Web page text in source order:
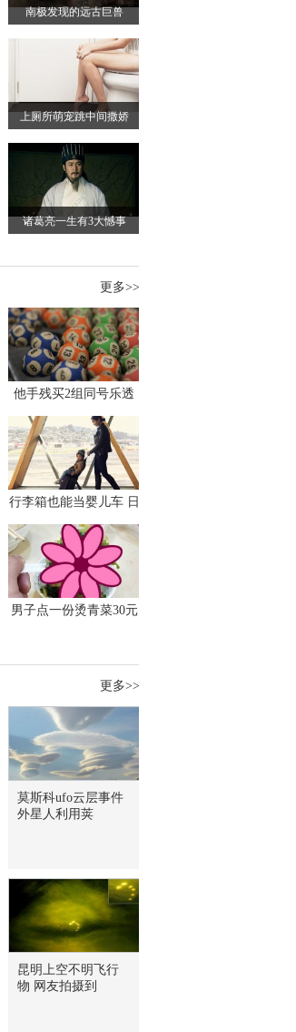
南极发现的远古巨兽
上厕所萌宠跳中间撒娇
诸葛亮一生有3大憾事
更多>>
他手残买2组同号乐透
万
行李箱也能当婴儿车 日
男子点一份烫青菜30元
更多>>
莫斯科ufo云层事件
外星人利用荚
昆明上空不明飞行
物 网友拍摄到